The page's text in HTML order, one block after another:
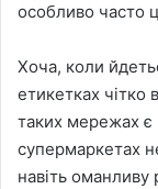
особливо часто
Хоча, коли
етикетках чітко
таких мережах є
супермаркетах
навіть оманливу